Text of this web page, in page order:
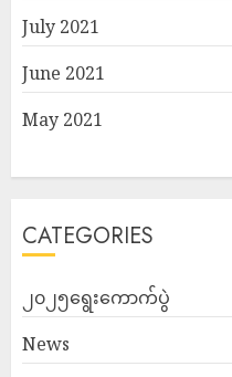
July 2021
June 2021
May 2021
CATEGORIES
၂၀၂၅ရွေးကောက်ပွဲ
News